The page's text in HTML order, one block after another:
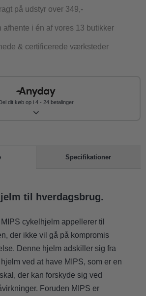
på udstyr over 349,-
afhente i én af vores 13 butikker
& certificerede værksteder
dit køb op i 4 - 24 betalinger
Specifikationer
til hverdagsbrug.
cykelhjelm appellerer til
der ikke vil gå på kompromis
Denne hjelm adskiller sig fra
ved at have MIPS, som er en
der kan forskyde sig ved
Foruden MIPS er